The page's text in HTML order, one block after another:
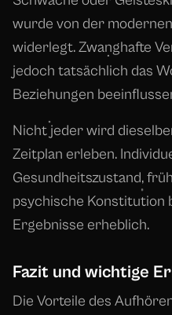
wurde von der
widerlegt. Zwanghafte
jedoch tatsächlich das
Beziehungen
Nicht jeder wird
Zeitplan erleben.
Gesundheitszustand,
psychische Konstitution
Ergebnisse erheblich.
Fazit und wichtige
Die Vorteile des